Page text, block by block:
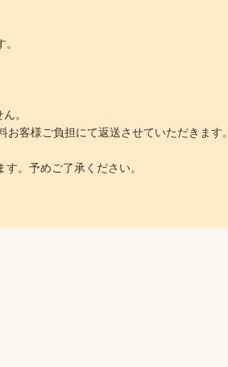
。
客様ご負担にて返送させていただきます。
。予めご了承ください。